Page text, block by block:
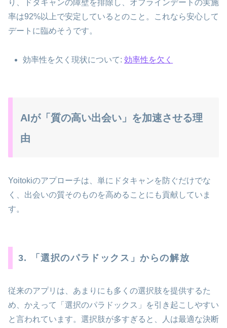
り、ドタキャンの障壁を排除し、オフラインデートの実施
率は92%以上で安定しているとのこと。これなら安心して
デートに臨めそうです。
効率性を欠く現状について:効率性を欠く
AIが「質の高い出会い」を加速させる理
由
Yoitokiのアプローチは、単にドタキャンを防ぐだけでな
く、出会いの質そのものを高めることにも貢献していま
す。
3. 「選択のパラドックス」からの解放
従来のアプリは、あまりにも多くの選択肢を提供するた
め、かえって「選択のパラドックス」を引き起こしやすい
と言われています。選択肢が多すぎると、人は最適な決断